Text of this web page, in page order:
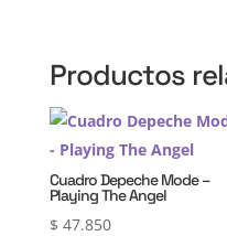
Productos
Cuadro Depeche Mode –
Playing The Angel
$ 47.850